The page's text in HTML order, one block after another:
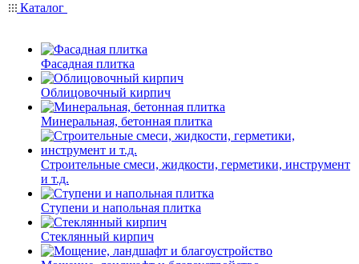
Каталог
Фасадная плитка
Облицовочный кирпич
Минеральная, бетонная плитка
Строительные смеси, жидкости, герметики, инструмент
и т.д.
Ступени и напольная плитка
Cтеклянный кирпич